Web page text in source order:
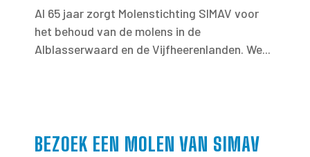
Al 65 jaar zorgt Molenstichting SIMAV voor
het behoud van de molens in de
Alblasserwaard en de Vijfheerenlanden. We...
BEZOEK EEN MOLEN VAN SIMAV